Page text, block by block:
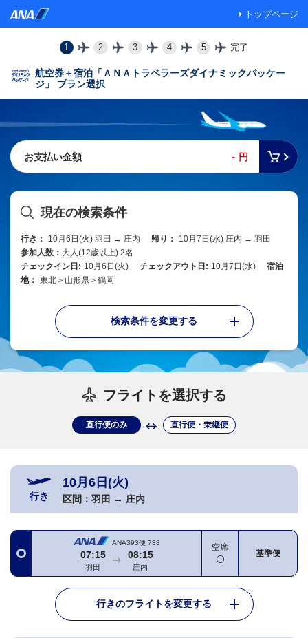
トップページ
1 2 3 4 5 完了
航空券＋宿泊「ＡＮＡトラベラーズダイナミックパッケー
ジ」 プラン選択
お支払い金額 - 円
現在の検索条件
行き： 10月6日(火) 羽田 → 庄内 帰り：
10月7日(水) 庄内 → 羽田
参加人数： 大人(12歳以上) 2名
チェックイン日: 10月6日(火) チェックアウト日: 10月7日(水)
宿泊
地： 東北＞山形県＞鶴岡
検索条件を変更する
フライトを選択する
直行便のみ 直行便・乗継便
行き
10月6日(火)
区間： 羽田 → 庄内
ANA393便 738
07:15
羽田
08:15
庄内
空席
基準便
行きのフライトを変更する